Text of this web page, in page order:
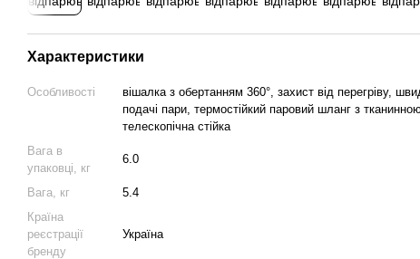
Характеристики
Особливості
вішалка з обертанням 360°, захист від перегріву,
подачі пари, термостійкий паровий шланг з
телескопічна стійка
Вага в
упаковці, кг
6.0
Вага, кг
5.4
Країна
реєстрації
бренду
Україна